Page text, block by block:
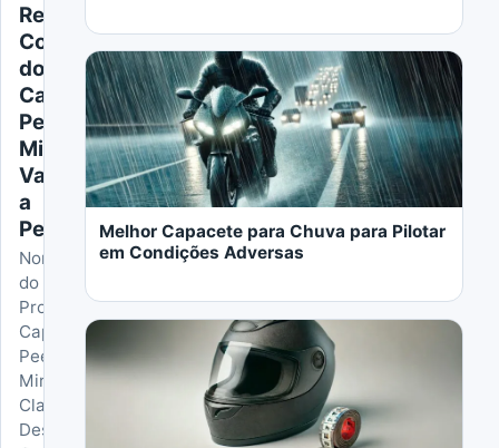
Review
Completo
do
Capacete
Peels
Mirage:
Vale
a
Pena?
Nome
do
Produto
Capacete
Peels
Mirage
Classic
Descrição
LER MAIS
Abrir o artigo: Melhor Capacete para Chuva
Melhor Capacete para Chuva para Pilotar
em Condições Adversas
Abrir o artigo: Como Escolher o Tamanho